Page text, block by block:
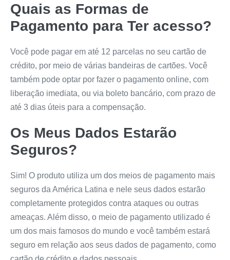
Quais as Formas de
Pagamento para Ter acesso?
Você pode pagar em até 12 parcelas no seu cartão de
crédito, por meio de várias bandeiras de cartões. Você
também pode optar por fazer o pagamento online, com
liberação imediata, ou via boleto bancário, com prazo de
até 3 dias úteis para a compensação.
Os Meus Dados Estarão
Seguros?
Sim! O produto utiliza um dos meios de pagamento mais
seguros da América Latina e nele seus dados estarão
completamente protegidos contra ataques ou outras
ameaças. Além disso, o meio de pagamento utilizado é
um dos mais famosos do mundo e você também estará
seguro em relação aos seus dados de pagamento, como